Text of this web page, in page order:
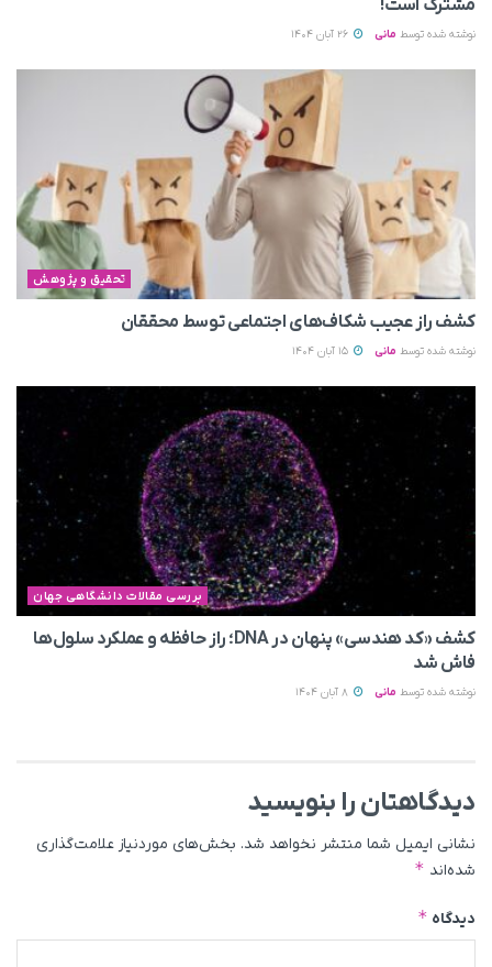
مشترک است!
نوشته شده توسط مانی
تحقیق و پژوهش
کشف راز عجیب شکاف‌های اجتماعی توسط محققان
نوشته شده توسط مانی
بررسی مقالات دانشگاهی جهان
کشف «کد هندسی» پنهان در DNA؛ راز حافظه و عملکرد سلول‌ها
فاش شد
نوشته شده توسط مانی
دیدگاهتان را بنویسید
نشانی ایمیل شما منتشر نخواهد شد. بخش‌های موردنیاز علامت‌گذاری
شده‌اند *
دیدگاه *